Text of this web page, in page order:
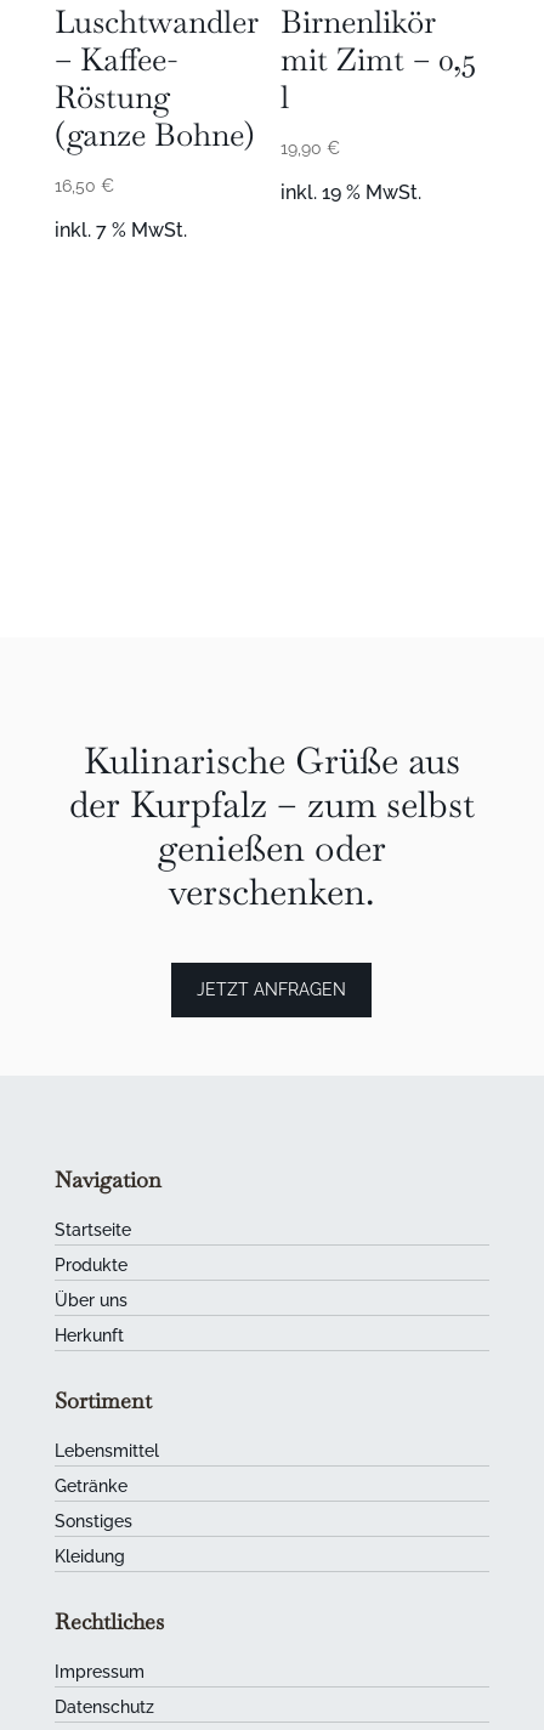
Luschtwandler
– Kaffee-
Röstung
(ganze Bohne)
16,50 €
inkl. 7 % MwSt.
Birnenlikör
mit Zimt – 0,5
l
19,90€
inkl. 19 % MwSt.
Kulinarische Grüße aus
der Kurpfalz – zum selbst
genießen oder
verschenken.
JETZT ANFRAGEN
Navigation
Startseite
Produkte
Über uns
Herkunft
Sortiment
Lebensmittel
Getränke
Sonstiges
Kleidung
Rechtliches
Impressum
Datenschutz